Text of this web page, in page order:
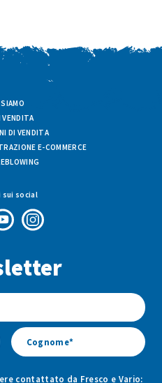
DI VENDITA
E-COMMERCE
sui social
di
di
contattato da Fresco e Vario: